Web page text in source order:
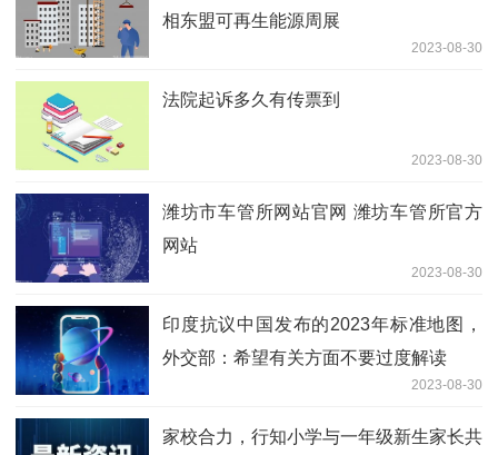
相东盟可再生能源周展
2023-08-30
法院起诉多久有传票到
2023-08-30
潍坊市车管所网站官网 潍坊车管所官方
网站
2023-08-30
印度抗议中国发布的2023年标准地图，
外交部：希望有关方面不要过度解读
2023-08-30
家校合力，行知小学与一年级新生家长共